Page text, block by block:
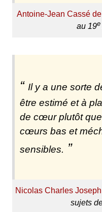
Antoine-Jean Cassé
au 19e
Il y a une sorte
être estimé et à
de cœur plutôt
cœurs bas et
sensibles.
Nicolas Charles
sujets